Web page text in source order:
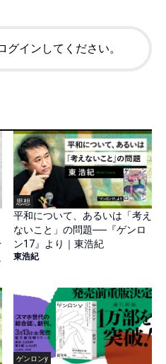
グインしてください。
思想
平和について、あるいは「考え
ないこと」の問題──『ゲンロ
ン17』より｜東浩紀
東浩紀
ゲンロンy